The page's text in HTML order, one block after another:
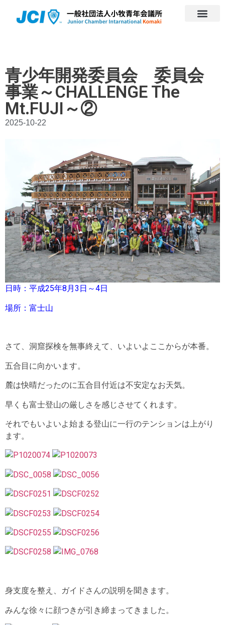
青少年開発委員会 委員会
事業～CHALLENGE The
Mt.FUJI～②
2025-10-22
日時：平成25年8月3日～4日
場所：富士山
さて、洞窟探検を無事終えて、いよいよここからが本番。
五合目に向かいます。
麓は快晴だったのに五合目付近は不安定なお天気。
早くも富士登山の厳しさを感じさせてくれます。
それでもいよいよ始まる登山に一行のテンションは上がり
ます。
身支度を整え、ガイドさんの説明を聞きます。
みんな徐々に顔つきが引き締まってきました。